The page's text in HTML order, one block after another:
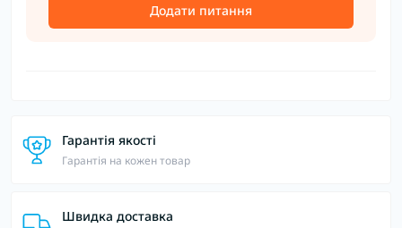
Додати питання
Гарантія якості
Гарантія на кожен товар
Швидка доставка